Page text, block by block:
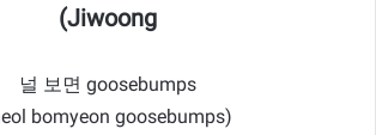
Jiwoong)
널 보면 goosebumps
(neol bomyeon goosebumps)